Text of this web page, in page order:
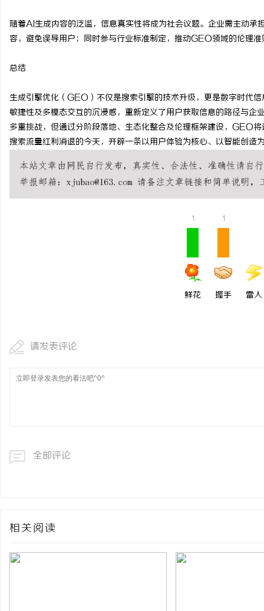
随着AI生成内容的泛滥，信息真实性将成为社会议题。企业需主动
容，避免误导用户；同时参与行业标准制定，推动GEO领域的伦理
总结
生成引擎优化（GEO）不仅是搜索引擎的技术升级，更是数字时代
敏捷性及多模态交互的沉浸感，重新定义了用户获取信息的路径与
多重挑战，但通过分阶段落地、生态化整合及伦理框架建设，GEO
搜索流量红利消退的今天，开辟一条以用户体验为核心、以智能创造
1
鲜花
1
握手 雷人
请发表评论
全部评论
相关阅读